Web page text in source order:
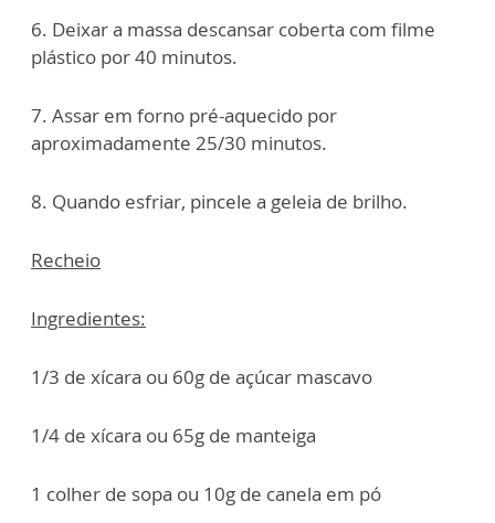
6. Deixar a massa descansar coberta com filme
plástico por 40 minutos.
7. Assar em forno pré-aquecido por
aproximadamente 25/30 minutos.
8. Quando esfriar, pincele a geleia de brilho.
Recheio
Ingredientes:
1/3 de xícara ou 60g de açúcar mascavo
1/4 de xícara ou 65g de manteiga
1 colher de sopa ou 10g de canela em pó